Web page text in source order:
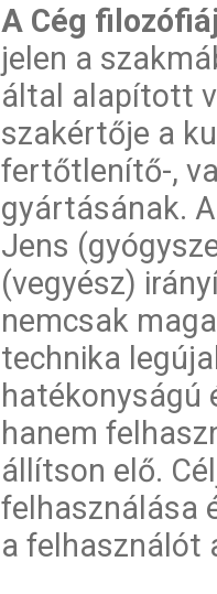
A Cég
jelen a
által alapított
szakértője a
fertőtlenítő-,
gyártásának.
Jens
(vegyész)
nemcsak
technika
hatékonyságú
hanem
állítson elő.
felhasználása
a felhasználót